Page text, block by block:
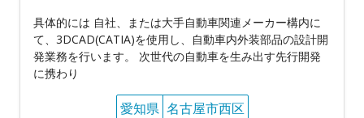
具体的には 自社、または大手自動車関連メーカー構内に
て、3DCAD(CATIA)を使用し、自動車内外装部品の設計開
発業務を行います。 次世代の自動車を生み出す先行開発
に携わり
愛知県 名古屋市西区